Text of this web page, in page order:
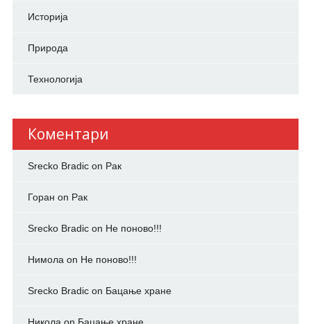
Историја
Природа
Технологија
Коментари
Srecko Bradicon Рак
Горан on Рак
Srecko Bradicon Не поново!!!
Нимола on Не поново!!!
Srecko Bradicon Бацање хране